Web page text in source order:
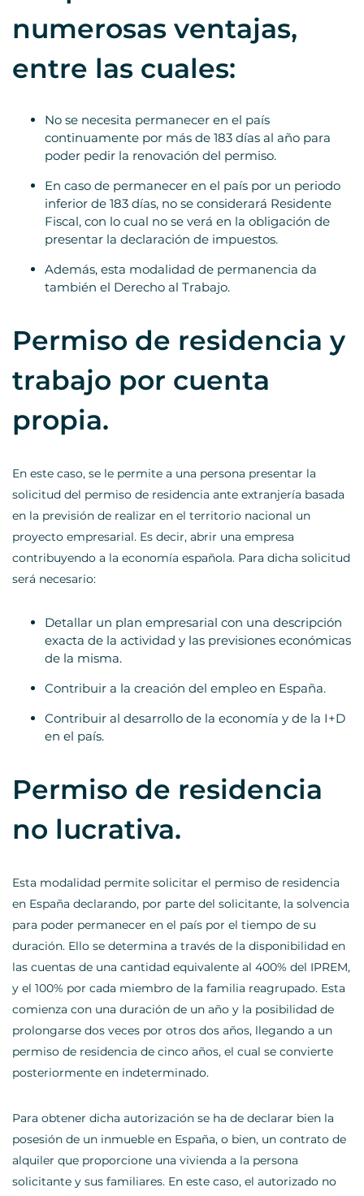
numerosas ventajas,
entre las cuales:
No se necesita permanecer en el país
continuamente por más de 183 días al año para
poder pedir la renovación del permiso.
En caso de permanecer en el país por un periodo
inferior de 183 días, no se considerará Residente
Fiscal, con lo cual no se verá en la obligación de
presentar la declaración de impuestos.
Además, esta modalidad de permanencia da
también el Derecho al Trabajo.
Permiso de residencia y
trabajo por cuenta
propia.
En este caso, se le permite a una persona presentar la
solicitud del permiso de residencia ante extranjería basada
en la previsión de realizar en el territorio nacional un
proyecto empresarial. Es decir, abrir una empresa
contribuyendo a la economía española. Para dicha solicitud
será necesario:
Detallar un plan empresarial con una descripción
exacta de la actividad y las previsiones económicas
de la misma.
Contribuir a la creación del empleo en España.
Contribuir al desarrollo de la economía y de la I+D
en el país.
Permiso de residencia
no lucrativa.
Esta modalidad permite solicitar el permiso de residencia
en España declarando, por parte del solicitante, la solvencia
para poder permanecer en el país por el tiempo de su
duración. Ello se determina a través de la disponibilidad en
las cuentas de una cantidad equivalente al 400% del IPREM,
y el 100% por cada miembro de la familia reagrupado. Esta
comienza con una duración de un año y la posibilidad de
prolongarse dos veces por otros dos años, llegando a un
permiso de residencia de cinco años, el cual se convierte
posteriormente en indeterminado.
Para obtener dicha autorización se ha de declarar bien la
posesión de un inmueble en España, o bien, un contrato de
alquiler que proporcione una vivienda a la persona
solicitante y sus familiares. En este caso, el autorizado no